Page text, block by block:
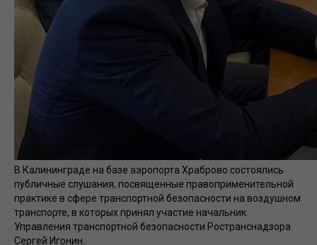
В Калининграде на базе аэропорта Храброво состоялись
публичные слушания, посвященные правоприменительной
практике в сфере транспортной безопасности на воздушном
транспорте, в которых принял участие начальник
Управления транспортной безопасности Ространснадзора
Сергей Игонин.